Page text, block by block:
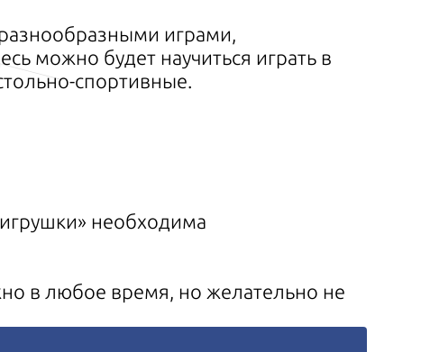
играми,
можно будет научиться играть в
спортивные.
необходима
в любое время, но желательно не